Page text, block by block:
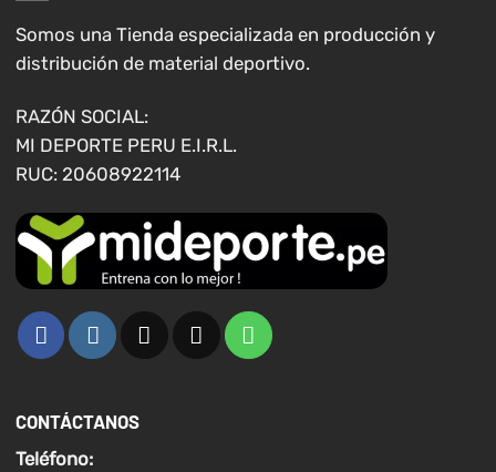
pueden
elegir
en
página
de
producto
Somos una Tienda especializada en producción y
distribución de material deportivo.
RAZÓN SOCIAL:
MI DEPORTE PERU E.I.R.L.
RUC: 20608922114
CONTÁCTANOS
Teléfono: